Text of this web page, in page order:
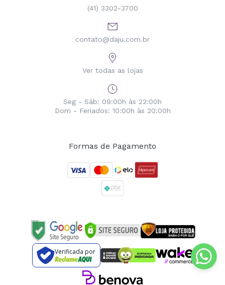
(41) 3302-3700
contato@daju.com.br
Ver todas as lojas
Seg - Sáb: 09:00h às 22:00h
Dom - Feriados: 10:00h às 20:00h
Formas de Pagamento
Verificada por